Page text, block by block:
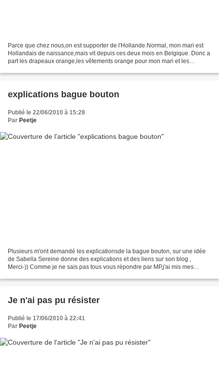
Parce que chez nous,on est supporter de l'Hollande.Normal, mon mari est
Hollandais de naissance,mais vit depuis ces deux mois en Belgique. Donc a
part les drapeaux orange,les vêtements orange pour mon mari et les
explications bague bouton
Publié le 22/06/2010 à 15:28
Par Peetje
Plusieurs m'ont demandé les explicationsde la bague bouton, sur une idée
de Sabella Sereine donne des explications et des liens sur son blog ,
Merci-)) Comme je ne sais pas tous vous répondre par MP,j'ai mis mes
Je n'ai pas pu résister
Publié le 17/06/2010 à 22:41
Par Peetje